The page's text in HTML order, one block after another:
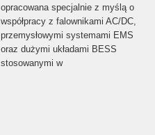
opracowana specjalnie z myślą o
współpracy z falownikami AC/DC,
przemysłowymi systemami EMS
oraz dużymi układami BESS
stosowanymi w